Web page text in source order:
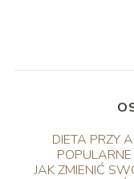
DIETA PRZY
JAK ZMIENIĆ